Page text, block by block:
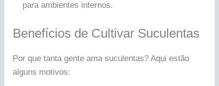
para ambientes internos.
Benefícios de Cultivar Suculentas
Por que tanta gente ama suculentas? Aqui estão
alguns motivos: